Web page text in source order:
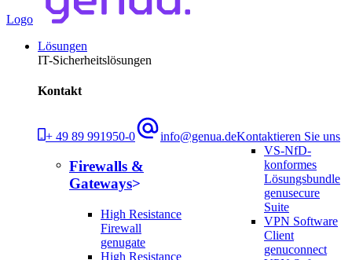
Logo
Lösungen
IT-Sicherheitslösungen
Kontakt
+ 49 89 991950-0 info@genua.deKontaktieren Sie uns
Firewalls &
Gateways
High Resistance
Firewall
genugate
High Resistance
VS-NfD-
konformes
Lösungsbundle
genusecure
Suite
VPN Software
Client
genuconnect